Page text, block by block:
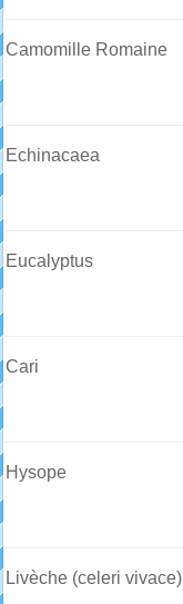
Camomille Romaine
Echinacaea
Eucalyptus
Cari
Hysope
Livèche (celeri vivace)